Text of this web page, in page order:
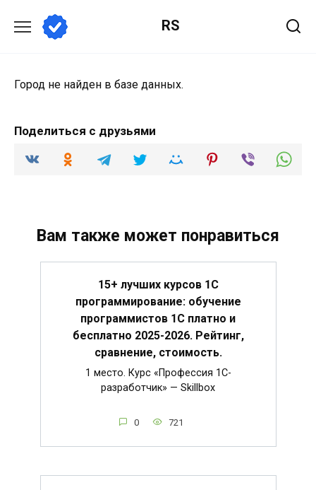
содержанию
RS
Город не найден в базе данных.
Поделиться с друзьями
Вам также может понравиться
15+ лучших курсов 1С
программирование: обучение
программистов 1С платно и
бесплатно 2025-2026. Рейтинг,
сравнение, стоимость.
1 место. Курс «Профессия 1C-
разработчик» — Skillbox
0 721